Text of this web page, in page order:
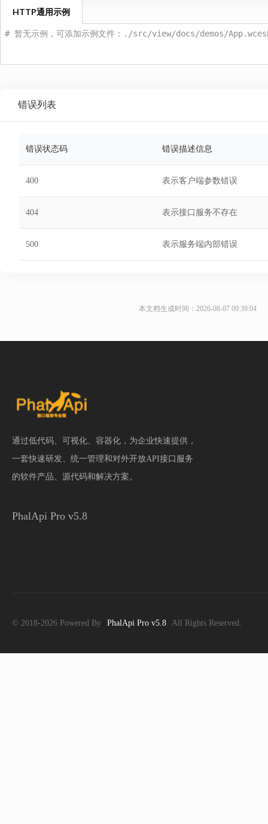
HTTP通用示例
# 暂无示例，可添加示例文件：./src/view/docs/demos/
错误列表
错误状态码 错误描述信息
400 表示客户端参数错误
404 表示接口服务不存在
500 表示服务端内部错误
本文档生成时间：2026-08-07 09:39:04
通过低代码、可视化、容器化，为企业快速提供，
一套快速研发、统一管理和对外开放API接口服务
的软件产品、源代码和解决方案。
PhalApi Pro v5.8
© 2018-2026 Powered By PhalApi Pro v5.8 All Rights Reserved.